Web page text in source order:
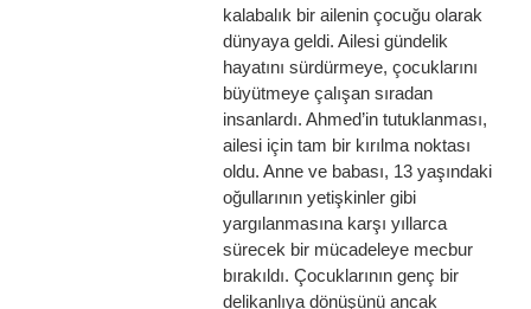
kalabalık bir ailenin çocuğu olarak
dünyaya geldi. Ailesi gündelik
hayatını sürdürmeye, çocuklarını
büyütmeye çalışan sıradan
insanlardı. Ahmed’in tutuklanması,
ailesi için tam bir kırılma noktası
oldu. Anne ve babası, 13 yaşındaki
oğullarının yetişkinler gibi
yargılanmasına karşı yıllarca
sürecek bir mücadeleye mecbur
bırakıldı. Çocuklarının genç bir
delikanlıya dönüşünü ancak